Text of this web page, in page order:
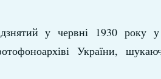
у червні 1930 року
України,